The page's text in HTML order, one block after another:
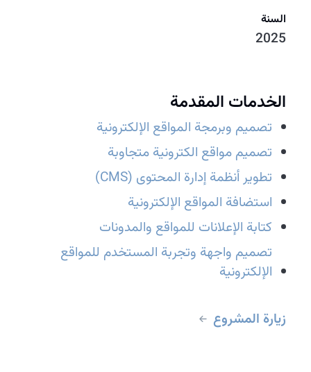
السنة
2025
الخدمات المقدمة
تصميم وبرمجة المواقع الإلكترونية
تصميم مواقع الكترونية متجاوبة
تطوير أنظمة إدارة المحتوى (CMS)
استضافة المواقع الإلكترونية
كتابة الإعلانات للمواقع والمدونات
تصميم واجهة وتجربة المستخدم للمواقع
الإلكترونية
زيارة المشروع